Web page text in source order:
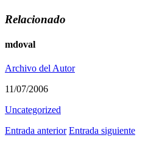
Relacionado
mdoval
Archivo del Autor
11/07/2006
Uncategorized
Entrada anterior Entrada siguiente